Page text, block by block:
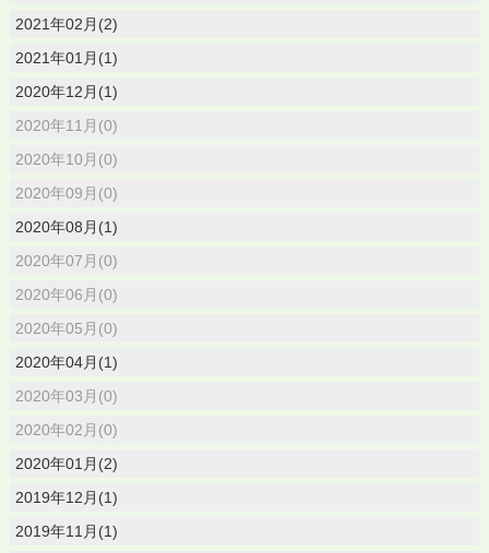
2021年02月(2)
2021年01月(1)
2020年12月(1)
2020年11月(0)
2020年10月(0)
2020年09月(0)
2020年08月(1)
2020年07月(0)
2020年06月(0)
2020年05月(0)
2020年04月(1)
2020年03月(0)
2020年02月(0)
2020年01月(2)
2019年12月(1)
2019年11月(1)